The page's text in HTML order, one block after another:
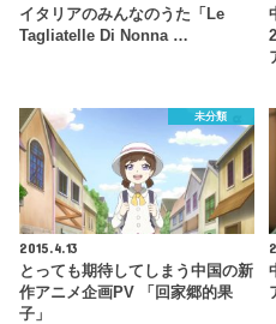
イタリアのみんなのうた「Le
Tagliatelle Di Nonna …
未分類
2015.4.13
とっても期待してしまう中国の新
作アニメ企画PV 「回家郷的果
子」